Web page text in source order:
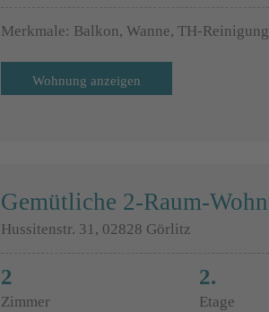
Merkmale: Balkon, Wanne, TH-
Wohnung anzeigen
Gemütliche 2-Raum-
Hussitenstr. 31, 02828 Görlitz
2
Zimmer
2.
Etage